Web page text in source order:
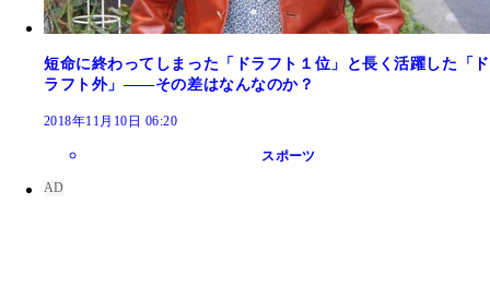
短命に終わってしまった「ドラフト１位」と長く活躍した「ド
ラフト外」――その差はなんなのか？
2018年11月10日 06:20
スポーツ